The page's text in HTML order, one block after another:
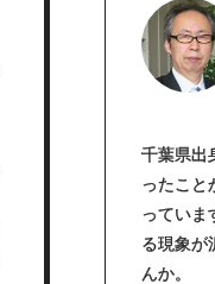
千葉県出
ったこと
っていま
る現象が
んか。